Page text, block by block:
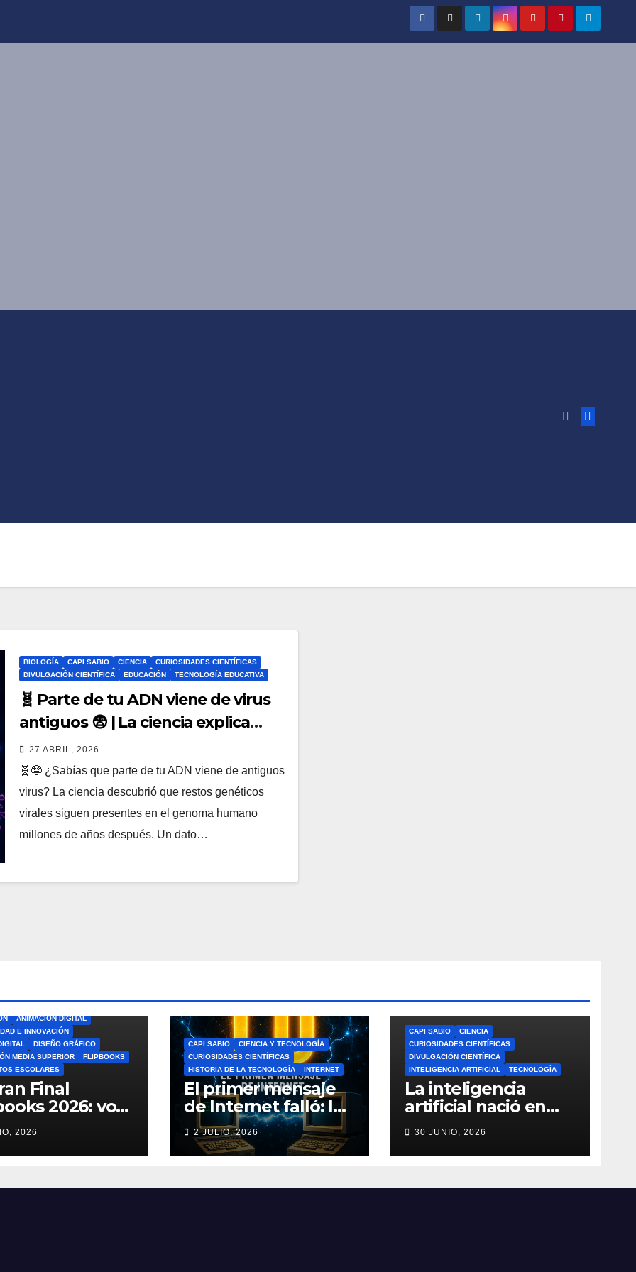
BIOLOGÍA CAPI SABIO CIENCIA
CURIOSIDADES CIENTÍFICAS
DIVULGACIÓN CIENTÍFICA
EDUCACIÓN TECNOLOGÍA EDUCATIVA
🧬 Parte de tu ADN viene de virus
antiguos 😨 | La ciencia explica
cómo los retrovirus cambiaron la
evolución humana
27 ABRIL, 2026
🧬😨 ¿Sabías que parte de tu ADN viene de antiguos
virus? La ciencia descubrió que restos genéticos
virales siguen presentes en el genoma humano
millones de años después. Un dato…
ANIMACIÓN DIGITAL
E INNOVACIÓN
DISEÑO GRÁFICO
MEDIA SUPERIOR
FLIPBOOKS
ESCOLARES
Final
2026: vota
Mejor
del Ciclo
🎨
2026
CAPI SABIO
CIENCIA Y TECNOLOGÍA
CURIOSIDADES CIENTÍFICAS
HISTORIA DE LA TECNOLOGÍA
INTERNET
El primer mensaje
de Internet falló: la
increíble historia de
ARPANET que
cambió el mundo
2 JULIO, 2026
CAPI SABIO
CIENCIA
CURIOSIDADES CIENTÍFICAS
DIVULGACIÓN CIENTÍFICA
INTELIGENCIA ARTIFICIAL
TECNOLOGÍA
La inteligencia
artificial nació en
1956: el verdadero
origen de la IA que
cambió el mundo
30 JUNIO, 2026